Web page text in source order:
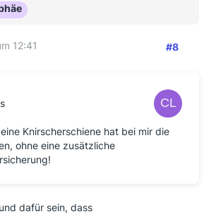
12:41 #8
Knirscherschiene hat bei mir die
ohne eine zusätzliche
dafür sein, dass